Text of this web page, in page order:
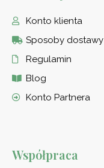
Konto klienta
Sposoby dostawy
Regulamin
Blog
Konto Partnera
Współpraca